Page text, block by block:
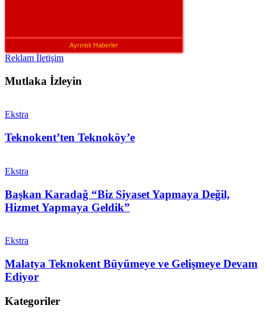
Ayrıntılı Haberler
Reklam İletişim
Mutlaka İzleyin
Ekstra
Teknokent’ten Teknoköy’e
Ekstra
Başkan Karadağ “Biz Siyaset Yapmaya Değil,
Hizmet Yapmaya Geldik”
Ekstra
Malatya Teknokent Büyümeye ve Gelişmeye Devam
Ediyor
Kategoriler